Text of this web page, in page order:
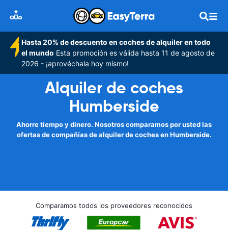
Hasta 20% de descuento en coches de alquiler en todo
el mundo Esta promoción es válida hasta 11 de agosto de
2026 - ¡aprovéchala hoy mismo!
Alquiler de coches
Humberside
Ahorre tiempo y dinero. Nosotros comparamos por usted las
ofertas de compañías de alquiler de coches en Humberside.
Comparamos todos los proveedores reconocidos